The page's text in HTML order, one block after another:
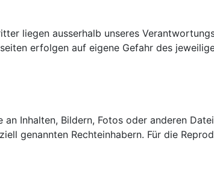
liegen ausserhalb unseres
erfolgen auf eigene Gefahr des
an Inhalten, Bildern, Fotos oder anderen
genannten Rechteinhabern. Für die